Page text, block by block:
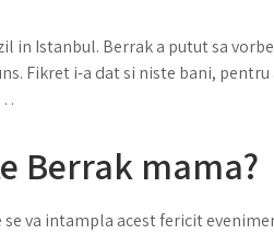
in Istanbul. Berrak a putut sa
Fikret i-a dat si niste bani,
Berrak mama?
va intampla acest fericit